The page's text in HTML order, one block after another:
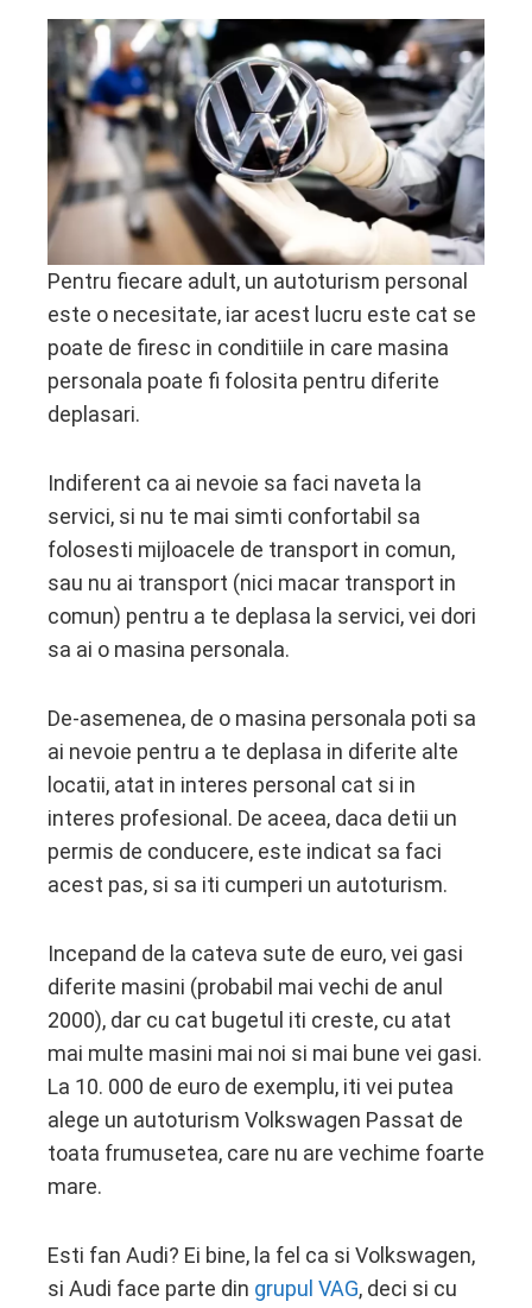
Pentru fiecare adult, un autoturism personal
este o necesitate, iar acest lucru este cat se
poate de firesc in conditiile in care masina
personala poate fi folosita pentru diferite
deplasari.
Indiferent ca ai nevoie sa faci naveta la
servici, si nu te mai simti confortabil sa
folosesti mijloacele de transport in comun,
sau nu ai transport (nici macar transport in
comun) pentru a te deplasa la servici, vei dori
sa ai o masina personala.
De-asemenea, de o masina personala poti sa
ai nevoie pentru a te deplasa in diferite alte
locatii, atat in interes personal cat si in
interes profesional. De aceea, daca detii un
permis de conducere, este indicat sa faci
acest pas, si sa iti cumperi un autoturism.
Incepand de la cateva sute de euro, vei gasi
diferite masini (probabil mai vechi de anul
2000), dar cu cat bugetul iti creste, cu atat
mai multe masini mai noi si mai bune vei gasi.
La 10. 000 de euro de exemplu, iti vei putea
alege un autoturism Volkswagen Passat de
toata frumusetea, care nu are vechime foarte
mare.
Esti fan Audi? Ei bine, la fel ca si Volkswagen,
si Audi face parte din grupul VAG, deci si cu